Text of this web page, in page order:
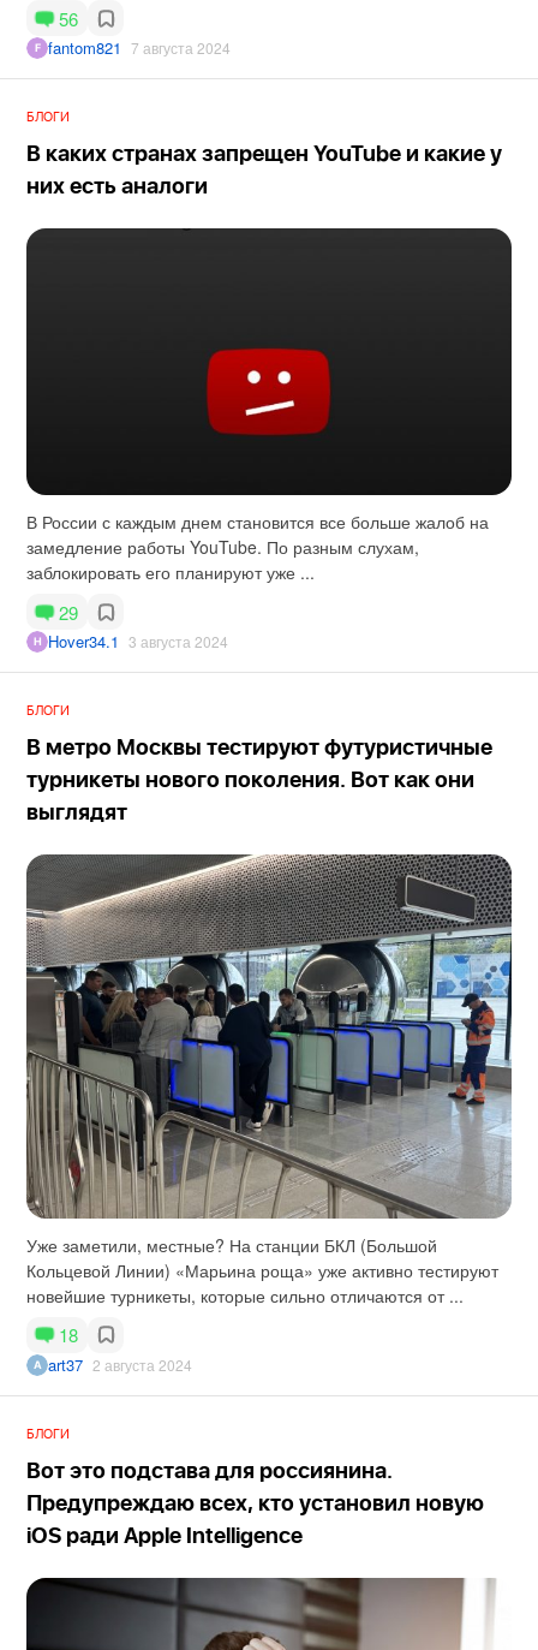
56
fantom821 7 августа 2024
БЛОГИ
В каких странах запрещен YouTube и какие у
них есть аналоги
В России с каждым днем становится все больше жалоб на
замедление работы YouTube. По разным слухам,
заблокировать его планируют уже ...
29
Hover34.1 3 августа 2024
БЛОГИ
В метро Москвы тестируют футуристичные
турникеты нового поколения. Вот как они
выглядят
Уже заметили, местные? На станции БКЛ (Большой
Кольцевой Линии) «Марьина роща» уже активно тестируют
новейшие турникеты, которые сильно отличаются от ...
18
art37 2 августа 2024
БЛОГИ
Вот это подстава для россиянина.
Предупреждаю всех, кто установил новую
iOS ради Apple Intelligence